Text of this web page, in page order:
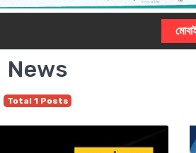
News
Total 1 Posts